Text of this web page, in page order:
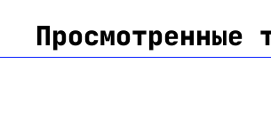
Просмотренные